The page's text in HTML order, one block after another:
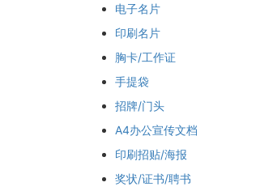
电子名片
印刷名片
胸卡/工作证
手提袋
招牌/门头
A4办公宣传文档
印刷招贴/海报
奖状/证书/聘书